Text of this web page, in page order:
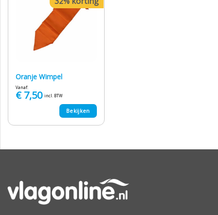
Oranje Wimpel
Vanaf:
€7,50 incl. BTW
Bekijken